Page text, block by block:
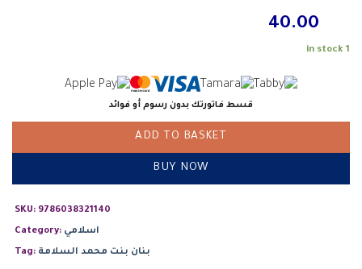
1 in stock
قسط فاتورتك بدون رسوم أو فوائد
ADD TO BASKET
BUY NOW
SKU: 9786038321140
Category: اسلامي
Tag: بنان بنت محمد السلامة